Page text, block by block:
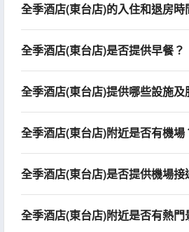
全季酒店(東台店)的入住和退房時
全季酒店(東台店)是否提供早餐？
全季酒店(東台店)提供哪些設施及
全季酒店(東台店)附近是否有機場
全季酒店(東台店)是否提供機場接
全季酒店(東台店)附近是否有熱門